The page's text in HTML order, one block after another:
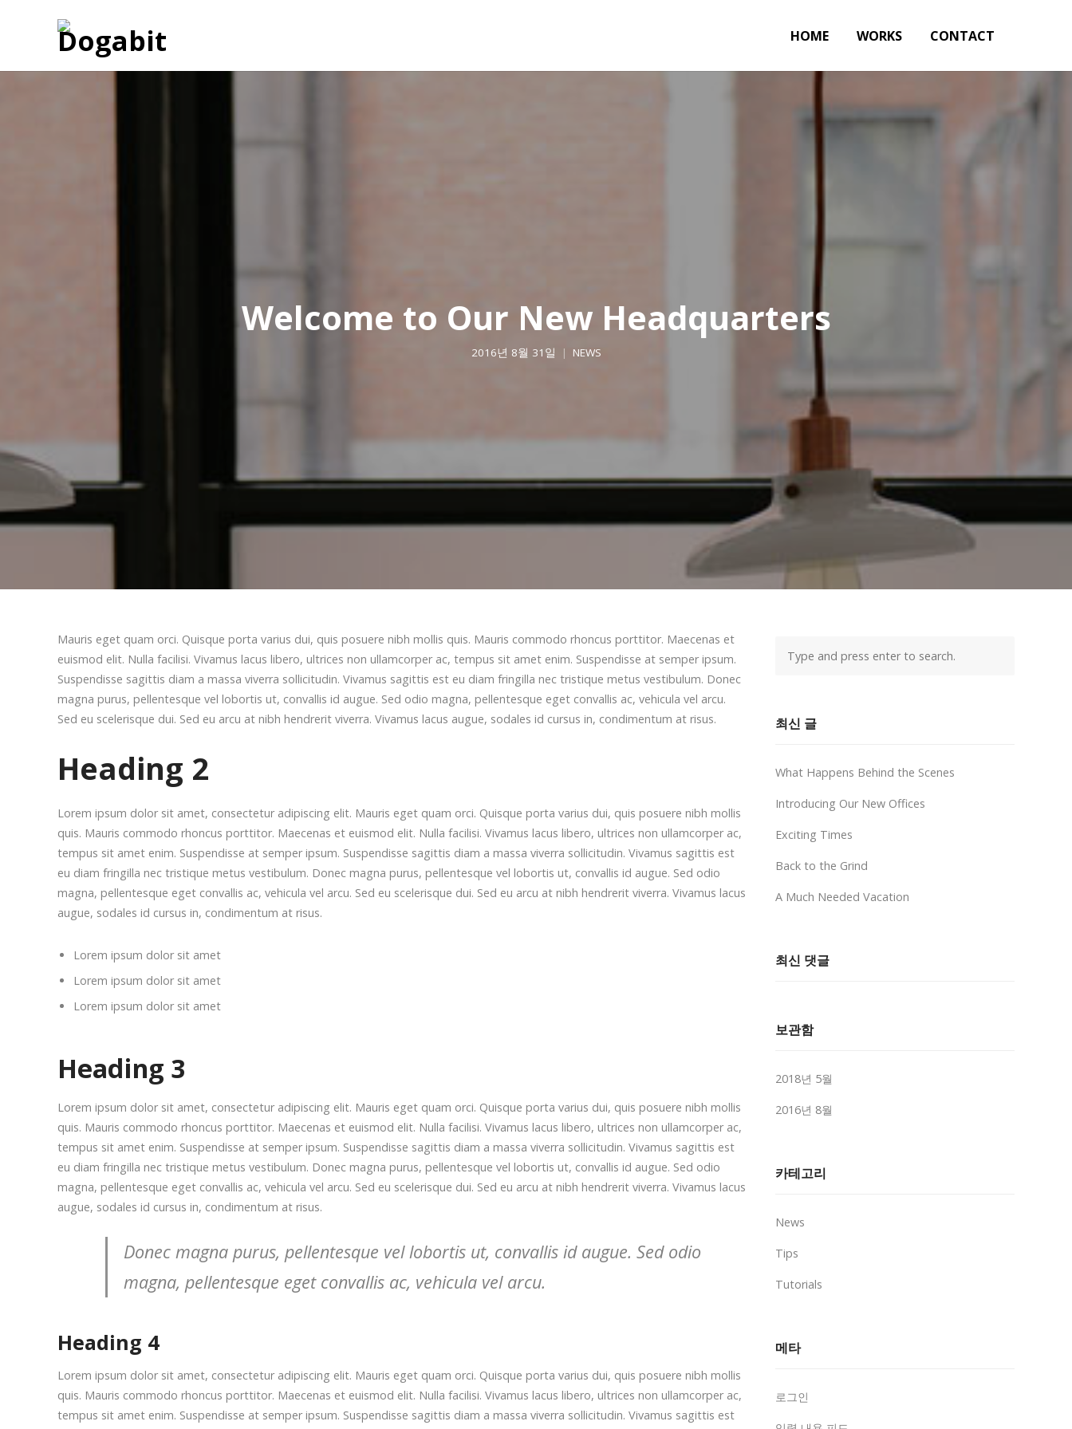
HOME WORKS CONTACT
Welcome to Our New Headquarters
2016년 8월 31일 NEWS
Mauris eget quam orci. Quisque porta varius dui, quis posuere nibh mollis quis. Mauris commodo rhoncus porttitor. Maecenas et
euismod elit. Nulla facilisi. Vivamus lacus libero, ultrices non ullamcorper ac, tempus sit amet enim. Suspendisse at semper ipsum.
Suspendisse sagittis diam a massa viverra sollicitudin. Vivamus sagittis est eu diam fringilla nec tristique metus vestibulum. Donec
magna purus, pellentesque vel lobortis ut, convallis id augue. Sed odio magna, pellentesque eget convallis ac, vehicula vel arcu.
Sed eu scelerisque dui. Sed eu arcu at nibh hendrerit viverra. Vivamus lacus augue, sodales id cursus in, condimentum at risus.
Heading 2
Lorem ipsum dolor sit amet, consectetur adipiscing elit. Mauris eget quam orci. Quisque porta varius dui, quis posuere nibh mollis
quis. Mauris commodo rhoncus porttitor. Maecenas et euismod elit. Nulla facilisi. Vivamus lacus libero, ultrices non ullamcorper ac,
tempus sit amet enim. Suspendisse at semper ipsum. Suspendisse sagittis diam a massa viverra sollicitudin. Vivamus sagittis est
eu diam fringilla nec tristique metus vestibulum. Donec magna purus, pellentesque vel lobortis ut, convallis id augue. Sed odio
magna, pellentesque eget convallis ac, vehicula vel arcu. Sed eu scelerisque dui. Sed eu arcu at nibh hendrerit viverra. Vivamus lacus
augue, sodales id cursus in, condimentum at risus.
Lorem ipsum dolor sit amet
Lorem ipsum dolor sit amet
Lorem ipsum dolor sit amet
Heading 3
Lorem ipsum dolor sit amet, consectetur adipiscing elit. Mauris eget quam orci. Quisque porta varius dui, quis posuere nibh mollis
quis. Mauris commodo rhoncus porttitor. Maecenas et euismod elit. Nulla facilisi. Vivamus lacus libero, ultrices non ullamcorper ac,
tempus sit amet enim. Suspendisse at semper ipsum. Suspendisse sagittis diam a massa viverra sollicitudin. Vivamus sagittis est
eu diam fringilla nec tristique metus vestibulum. Donec magna purus, pellentesque vel lobortis ut, convallis id augue. Sed odio
magna, pellentesque eget convallis ac, vehicula vel arcu. Sed eu scelerisque dui. Sed eu arcu at nibh hendrerit viverra. Vivamus lacus
augue, sodales id cursus in, condimentum at risus.
Donec magna purus, pellentesque vel lobortis ut, convallis id augue. Sed odio
magna, pellentesque eget convallis ac, vehicula vel arcu.
Heading 4
Lorem ipsum dolor sit amet, consectetur adipiscing elit. Mauris eget quam orci. Quisque porta varius dui, quis posuere nibh mollis
quis. Mauris commodo rhoncus porttitor. Maecenas et euismod elit. Nulla facilisi. Vivamus lacus libero, ultrices non ullamcorper ac,
tempus sit amet enim. Suspendisse at semper ipsum. Suspendisse sagittis diam a massa viverra sollicitudin. Vivamus sagittis est
최신 글
What Happens Behind the Scenes
Introducing Our New Offices
Exciting Times
Back to the Grind
A Much Needed Vacation
최신 댓글
보관함
2018년 5월
2016년 8월
카테고리
News
Tips
Tutorials
메타
로그인